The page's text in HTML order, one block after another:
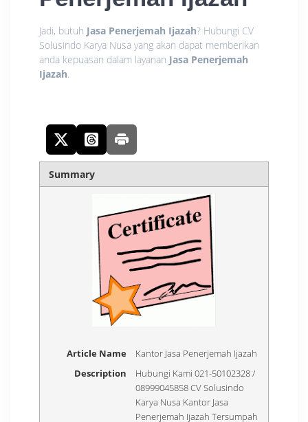
Jadi, butuh Jasa Penerjemah Ijazah? Hubungi CV
Solusindo Karya Nusa yang akan dapat memberikan
anda kepuasan dalam layanan Jasa Penerjemah
Ijazah.
Summary
Article Name
Kantor Jasa Penerjemah Ijazah
Description
Hubungi Kami 021-50102328 /
08999045858 CV Solusindo
Karya Nusa Kantor Jasa
Penerjemah Ijazah Tersumpah